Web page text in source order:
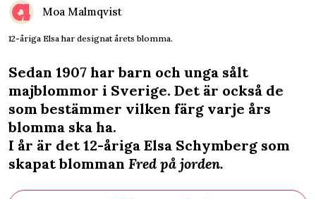
Moa Malmqvist
12-åriga Elsa har designat årets blomma.
Sedan 1907 har barn och unga sålt
majblommor i Sverige. Det är också de
som bestämmer vilken färg varje års
blomma ska ha.
I år är det 12-åriga Elsa Schymberg som
skapat blomman Fred på jorden.